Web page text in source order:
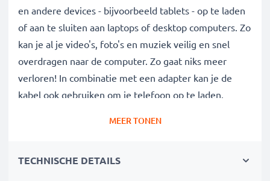
en andere devices - bijvoorbeeld tablets - op te laden
of aan te sluiten aan laptops of desktop computers. Zo
kan je al je video's, foto's en muziek veilig en snel
overdragen naar de computer. Zo gaat niks meer
verloren! In combinatie met een adapter kan je de
kabel ook gebruiken om je telefoon op te laden.
✔ Gegevensoverdracht in de kortste tijd -
MEER TONEN
TECHNISCHE DETAILS